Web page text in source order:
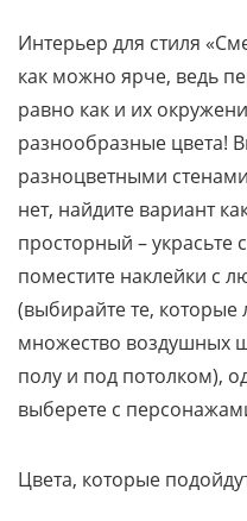
Интерьер для стиля
как можно ярче, ведь
равно как и их
разнообразные цвета!
разноцветными
нет, найдите вариант
просторный – украсьте
поместите наклейки с
(выбирайте те, которые
множество воздушных
полу и под потолком),
выберете с
Цвета, которые